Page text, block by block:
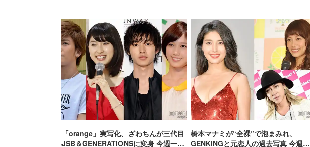
「orange」実写化、ざわちんが三代目
JSB＆GENERATIONSに変身 今週一番
橋本マナミが“全裸”で泡まみれ、
GENKINGと元恋人の過去写真 今週一